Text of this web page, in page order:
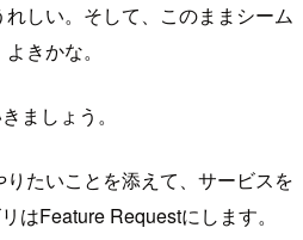
しい。そして、このままシーム
きかな。
ましょう。
たいことを添えて、サービスを
はFeature Requestにします。